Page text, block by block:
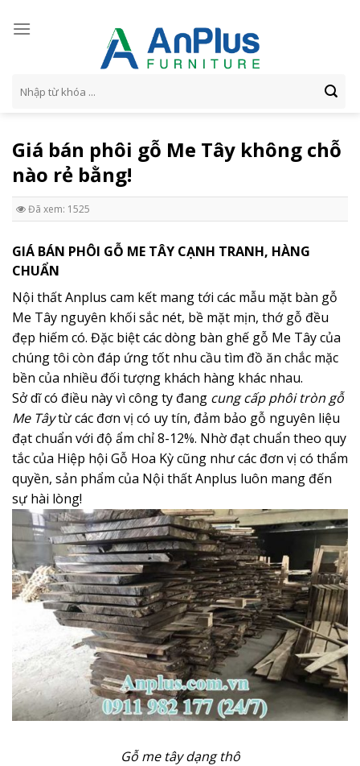
kiếm:
Giá bán phôi gỗ Me Tây không chỗ
nào rẻ bằng!
Đã xem: 1525
GIÁ BÁN PHÔI GỖ ME TÂY CẠNH TRANH, HÀNG
CHUẨN
Nội thất Anplus cam kết mang tới các mẫu mặt bàn gỗ
Me Tây nguyên khối sắc nét, bề mặt mịn, thớ gỗ đều
đẹp hiếm có. Đặc biệt các dòng bàn ghế gỗ Me Tây của
chúng tôi còn đáp ứng tốt nhu cầu tìm đồ ăn chắc mặc
bền của nhiều đối tượng khách hàng khác nhau.
Sở dĩ có điều này vì công ty đang cung cấp phôi tròn gỗ
Me Tâytừ các đơn vị có uy tín, đảm bảo gỗ nguyên liệu
đạt chuẩn với độ ẩm chỉ 8-12%. Nhờ đạt chuẩn theo quy
tắc của Hiệp hội Gỗ Hoa Kỳ cũng như các đơn vị có thẩm
quyền, sản phẩm của Nội thất Anplus luôn mang đến
sự hài lòng!
Gỗ me tây dạng thô